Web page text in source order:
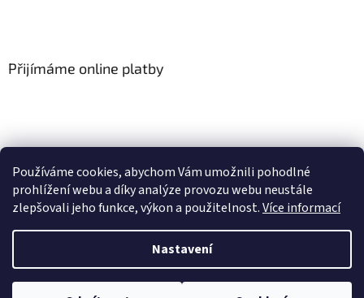
Používáme cookies, abychom Vám umožnili pohodlné
prohlížení webu a díky analýze provozu webu neustále
zlepšovali jeho funkce, výkon a použitelnost.Více informací
Nastavení
Přijímáme online platby
SLOVNÍČEK POJMŮ
Vytvořil Shoptet